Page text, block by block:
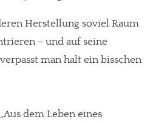
Herstellung soviel Raum
– und auf seine
man halt ein bisschen
dem Leben eines